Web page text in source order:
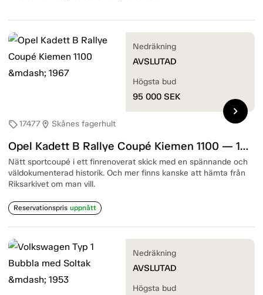
sell17477location_on Skånes fagerhult
Opel Kadett B Rallye Coupé Kiemen 1100 — 1967
Nätt sportcoupé i ett finrenoverat skick med en spännande och
väldokumenterad historik. Och mer finns kanske att hämta från
Riksarkivet om man vill.
Reservationspris uppnått
Nedräkning
AVSLUTAD
Högsta bud
95 000 SEK
chevron_right
Nedräkning
AVSLUTAD
Högsta bud